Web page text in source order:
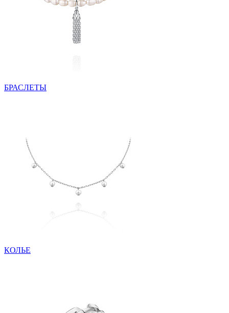
БРАСЛЕТЫ
КОЛЬЕ